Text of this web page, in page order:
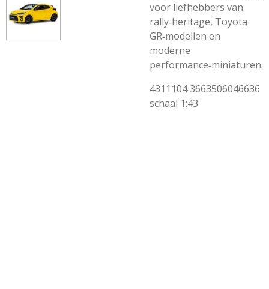
voor liefhebbers van
rally‑heritage, Toyota
GR‑modellen en
moderne
performance‑miniaturen.
43111043663506046636
schaal 1:43